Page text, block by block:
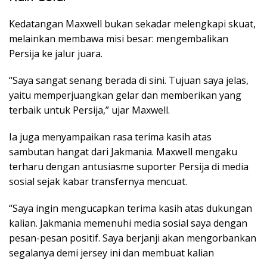
Kedatangan Maxwell bukan sekadar melengkapi skuat,
melainkan membawa misi besar: mengembalikan
Persija ke jalur juara.
“Saya sangat senang berada di sini. Tujuan saya jelas,
yaitu memperjuangkan gelar dan memberikan yang
terbaik untuk Persija,” ujar Maxwell.
Ia juga menyampaikan rasa terima kasih atas
sambutan hangat dari Jakmania. Maxwell mengaku
terharu dengan antusiasme suporter Persija di media
sosial sejak kabar transfernya mencuat.
“Saya ingin mengucapkan terima kasih atas dukungan
kalian. Jakmania memenuhi media sosial saya dengan
pesan-pesan positif. Saya berjanji akan mengorbankan
segalanya demi jersey ini dan membuat kalian